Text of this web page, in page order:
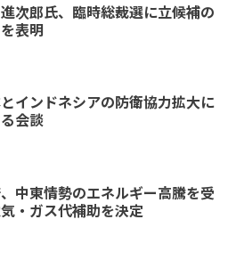
次郎氏、臨時総裁選に立候補の
表明
インドネシアの防衛協力拡大に
会談
中東情勢のエネルギー高騰を受
・ガス代補助を決定